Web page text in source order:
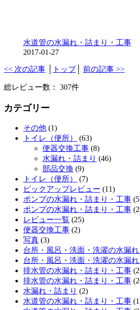
水道管の水漏れ・詰まり・工事
2017-01-27
<< 次の記事 トップ│ 前の記事 >>
総レビュー数： 307件
カテゴリー
その他 (1)
トイレ（便所）
(63)
便器交換工事 (8)
水漏れ・詰まり (46)
部品交換 (9)
トイレ（便所）
(7)
ピックアップレビュー (11)
ポンプの水漏れ・詰まり・工事
ポンプの水漏れ・詰まり・工事
レビュー一覧 (25)
便器交換工事 (2)
写真 (3)
台所・風呂・洗面・洗濯の水漏れ
台所・風呂・洗面・洗濯の水漏れ
排水管の水漏れ・詰まり・工事
排水管の水漏れ・詰まり・工事
水漏れ・詰まり (2)
水道管の水漏れ・詰まり・工事